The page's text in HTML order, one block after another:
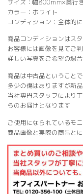
サイズ：幅800mm×奥行
カラー：ホワイト
コンディション：全体的
商品コンディションはス
お客様には画像を見てご
詳しい写真をご希望の場
商品は中古品ということ
多少の傷はありますが新
当社専門スタッフにより
らのお届けとなります
ご使用になられているモ
商品画像と実際の商品と